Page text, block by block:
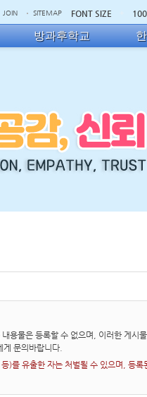
JOIN SITEMAP FONT SIZE
방과후학교
용물은 등록할 수 없으며, 이러한 게시
문의바랍니다.
)를 유출한 자는 처벌될 수 있으며, 등록